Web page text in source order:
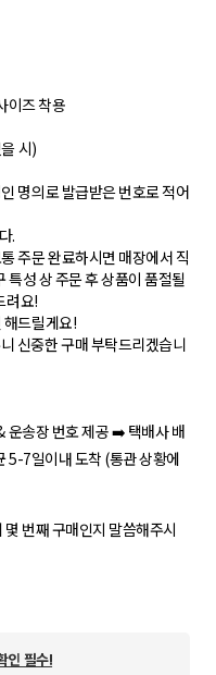
이즈 착용
시)
명의로 발급받은 번호로 적어
.
주문 완료하시면 매장에서 직
특성 상 주문 후 상품이 품절될
려요!
해드릴게요!
신중한 구매 부탁드리겠습니
송장 번호 제공 ➡️ 택배사 배
5-7일이내 도착 (통관 상황에
번째 구매인지 말씀해주시
인 필수!